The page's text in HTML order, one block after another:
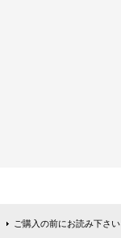
ご購入の前にお読み下さい